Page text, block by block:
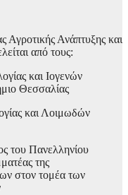
Αγροτικής Ανάπτυξης και
από τους:
και Ιογενών
Θεσσαλίας
και Λοιμωδών
του Πανελληνίου
της
στον τομέα των